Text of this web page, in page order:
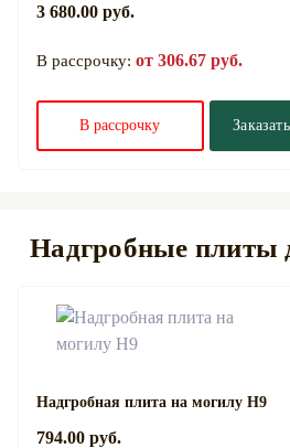
3 680.00 руб.
В рассрочку: от 306.67 руб.
В рассрочку
Надгробные плиты
Надгробная плита на могилу Н9
794.00 руб.